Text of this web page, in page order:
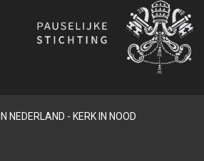
NEDERLAND - KERK IN NOOD